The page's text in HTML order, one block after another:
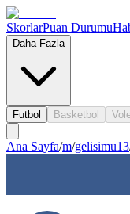
SkorlarPuan Durumu
Daha Fazla
Futbol Basketbol
Ana Sayfa/m/gelisimu13